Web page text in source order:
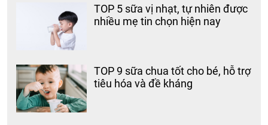
TOP 5 sữa vị nhạt, tự nhiên được
nhiều mẹ tin chọn hiện nay
TOP 9 sữa chua tốt cho bé, hỗ trợ
tiêu hóa và đề kháng